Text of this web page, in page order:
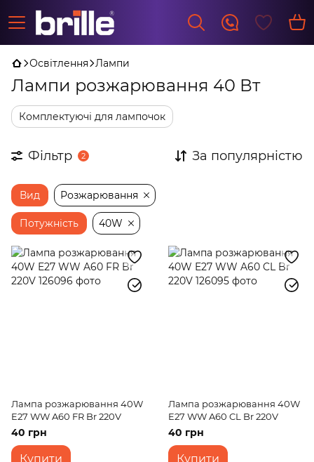
Освітлення Лампи
Лампи розжарювання 40 Вт
Комплектуючі для лампочок
Фільтр 2 За популярністю
Вид Розжарювання
Потужність 40W
Лампа розжарювання 40W
E27 WW A60 FR Br 220V
40 грн
Купити
Лампа розжарювання 40W
E27 WW A60 CL Br 220V
40 грн
Купити